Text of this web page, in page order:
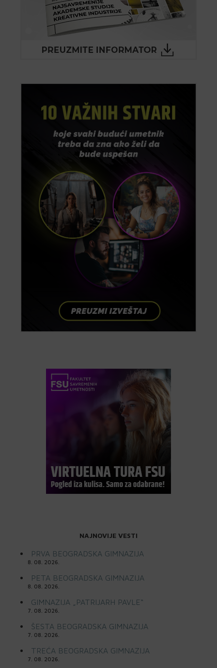
NAJNOVIJE VESTI
PRVA BEOGRADSKA GIMNAZIJA
8. 08. 2026.
PETA BEOGRADSKA GIMNAZIJA
8. 08. 2026.
GIMNAZIJA „PATRIJARH PAVLE“
7. 08. 2026.
ŠESTA BEOGRADSKA GIMNAZIJA
7. 08. 2026.
TREĆA BEOGRADSKA GIMNAZIJA
7. 08. 2026.